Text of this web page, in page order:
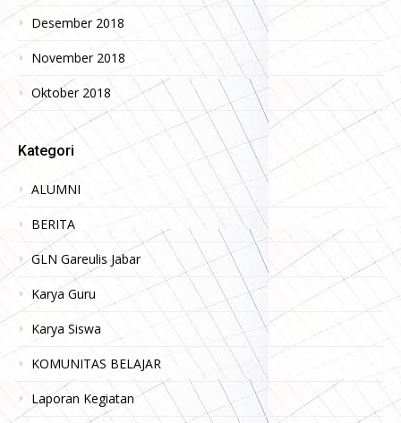
Desember 2018
November 2018
Oktober 2018
Kategori
ALUMNI
BERITA
GLN Gareulis Jabar
Karya Guru
Karya Siswa
KOMUNITAS BELAJAR
Laporan Kegiatan